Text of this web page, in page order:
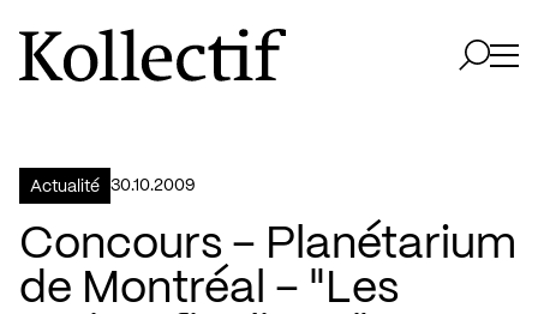
Aller à la page d'accueil
Logo Kollectif
Actualité 30.10.2009
Concours – Planétarium
de Montréal – "Les